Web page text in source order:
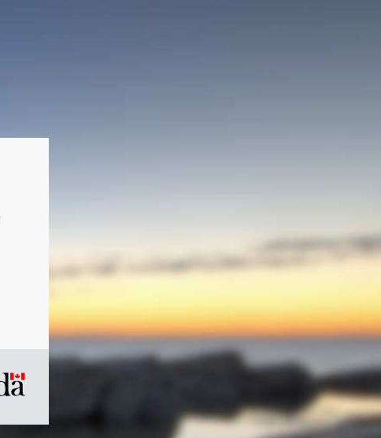
/
Symbole